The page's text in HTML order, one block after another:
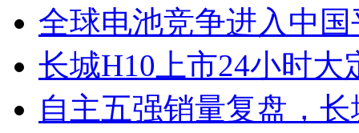
全球电池竞争进入中
长城H10上市24小时大
自主五强销量复盘，